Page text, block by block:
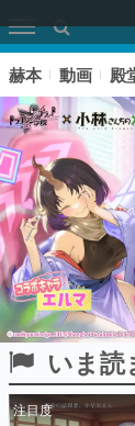
ピッ
赫本 動画 殿
いま読
注目度